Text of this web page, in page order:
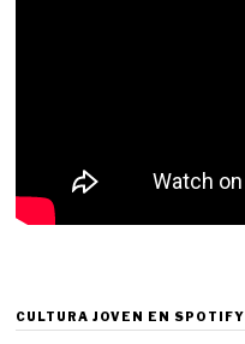
CULTURA JOVEN EN SPOTIFY